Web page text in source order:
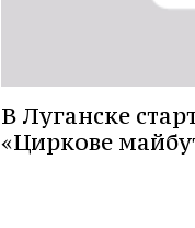
В Луганске
«Циркове